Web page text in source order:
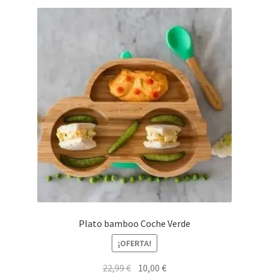
Plato bamboo Coche Verde
¡OFERTA!
22,99€ El10,00€El